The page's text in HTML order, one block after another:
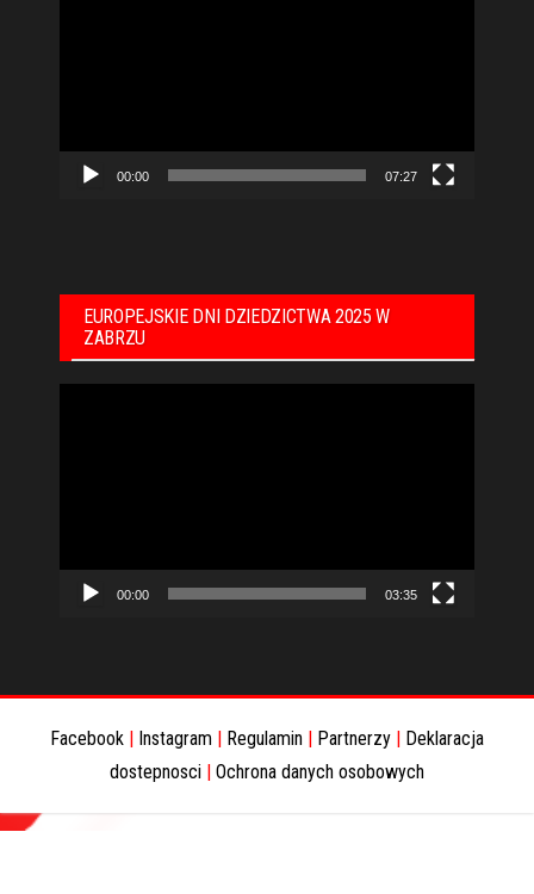
00:00 07:27
EUROPEJSKIE DNI DZIEDZICTWA 2025 W
ZABRZU
00:00 03:35
Facebook | Instagram | Regulamin | Partnerzy | Deklaracja
dostepnosci | Ochrona danych osobowych